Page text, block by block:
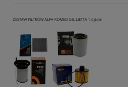
ZESTAW FILTRÓW ALFA ROMEO GIULIETTA 1.6jtdm